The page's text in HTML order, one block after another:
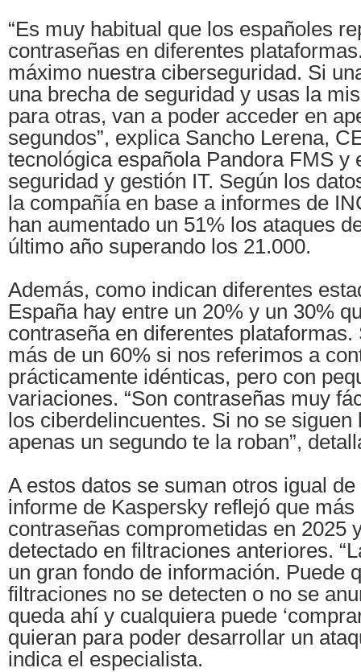
“Es muy habitual que los españoles
contraseñas en diferentes
máximo nuestra ciberseguridad. Si
una brecha de seguridad y usas la
para otras, van a poder acceder en
segundos”, explica Sancho Lerena,
tecnológica española Pandora FMS y
seguridad y gestión IT. Según los
la compañía en base a informes de
han aumentado un 51% los ataques
último año superando los 21.000.
Además, como indican diferentes
España hay entre un 20% y un 30%
contraseña en diferentes plataformas.
más de un 60% si nos referimos a
prácticamente idénticas, pero con
variaciones. “Son contraseñas muy
los ciberdelincuentes. Si no se
apenas un segundo te la roban”,
A estos datos se suman otros igual
informe de Kaspersky reflejó que
contraseñas comprometidas en 2025
detectado en filtraciones anteriores.
un gran fondo de información. Puede
filtraciones no se detecten o no se
queda ahí y cualquiera puede
quieran para poder desarrollar un
indica el especialista.